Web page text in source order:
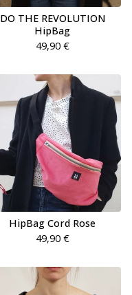
DO THE REVOLUTION
HipBag
49,90 €
HipBag Cord Rose
49,90 €